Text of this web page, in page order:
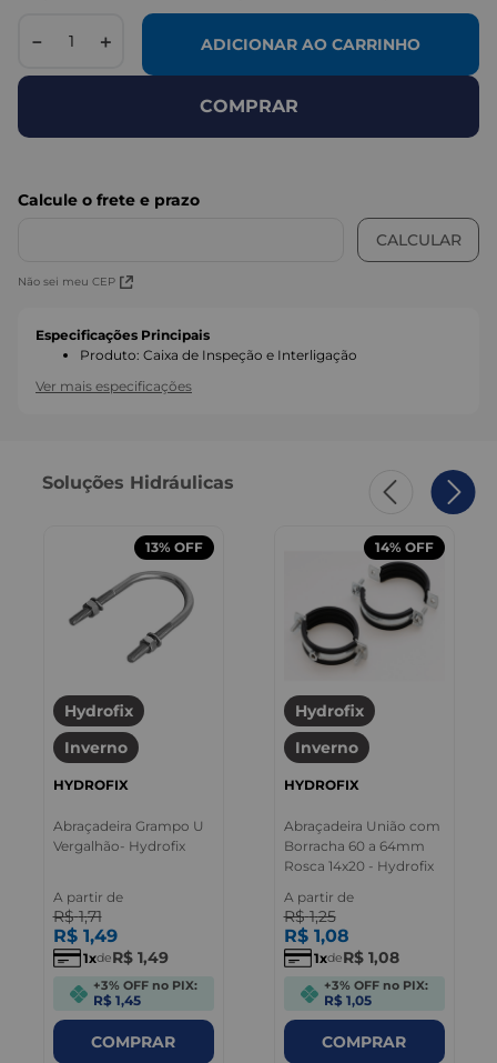
＋
－ ADICIONAR AO CARRINHO
COMPRAR
Não sei meu CEP
Especificações Principais
Produto: Caixa de Inspeção e Interligação
Ver mais especificações
Soluções Hidráulicas
13% OFF
Hydrofix
Inverno
HYDROFIX
Abraçadeira Grampo U
Vergalhão- Hydrofix
A partir de
R$ 1,71
R$ 1,49
1 deR$ 1,49
+3% OFF no PIX:
R$ 1,45
COMPRAR
14% OFF
Hydrofix
Inverno
HYDROFIX
Abraçadeira União com
Borracha 60 a 64mm
Rosca 14x20 - Hydrofix
A partir de
R$ 1,25
R$ 1,08
1 deR$ 1,08
+3% OFF no PIX:
R$ 1,05
COMPRAR